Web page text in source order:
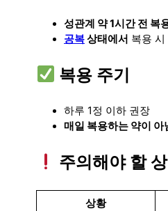
성관계 약 1시간 전 복
공복상태에서 복용
복용 주기
하루 1정 이하 권장
매일 복용하는 약이 아
주의해야 할
상황